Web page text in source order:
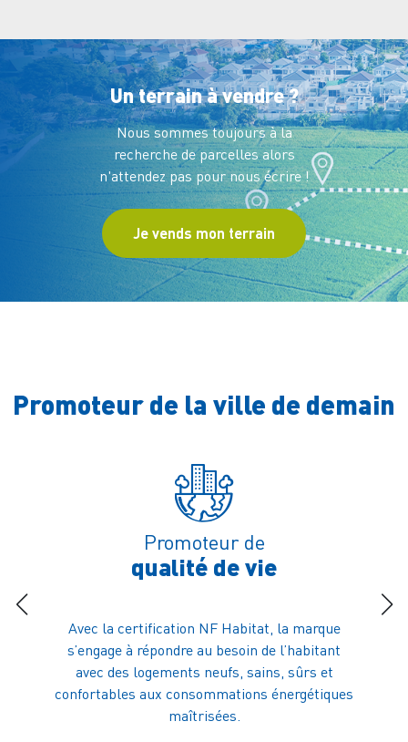
Un terrain à vendre ?
Nous sommes toujours à la
recherche de parcellesalors
n'attendez pas pour nous écrire !
Je vends mon terrain
Promoteur de la ville de demain
Promoteur de
qualité de vie
Avec la certification NF Habitat, la marque
s’engage à répondre au besoin de l’habitant
avec des logements neufs, sains, sûrs et
confortables aux consommations énergétiques
maîtrisées.